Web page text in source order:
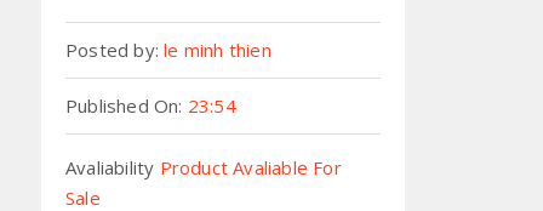
Posted by:le minh thien
Published On: 23:54
Avaliability Product Avaliable For
Sale